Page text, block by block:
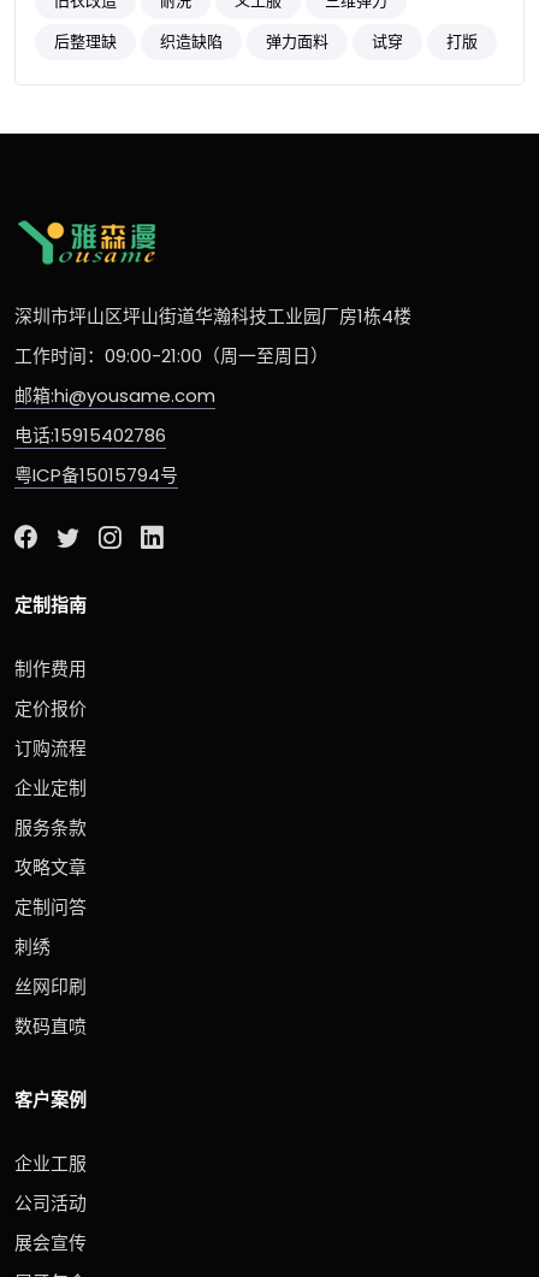
后整理缺
织造缺陷 弹力面料 试穿 打版
深圳市坪山区坪山街道华瀚科技工业园厂房1栋4楼
工作时间：09:00-21:00（周一至周日）
邮箱:hi@yousame.com
电话:15915402786
粤ICP备15015794号
定制指南
制作费用
定价报价
订购流程
企业定制
服务条款
攻略文章
定制问答
刺绣
丝网印刷
数码直喷
客户案例
企业工服
公司活动
展会宣传